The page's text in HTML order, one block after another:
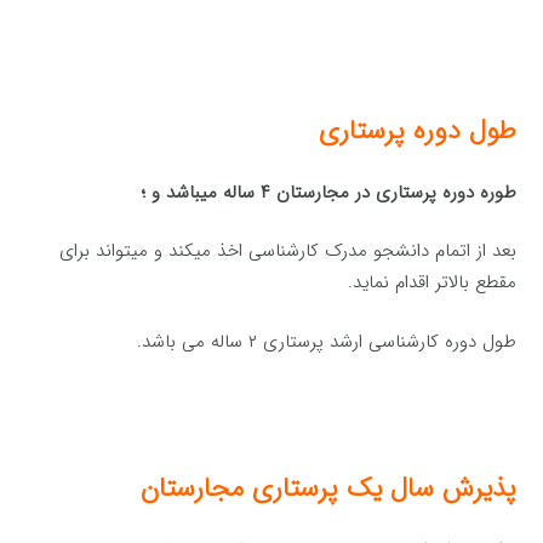
طول دوره پرستاری
طوره دوره پرستاری در مجارستان ۴ ساله میباشد و ؛
بعد از اتمام دانشجو مدرک کارشناسی اخذ میکند و میتواند برای
مقطع بالاتر اقدام نماید.
طول دوره کارشناسی ارشد پرستاری ۲ ساله می باشد.
پذیرش سال یک پرستاری مجارستان